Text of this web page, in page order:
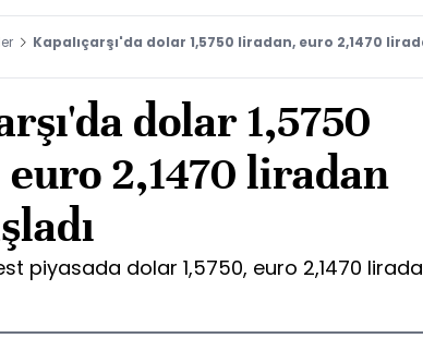
Kapalıçarşı'da dolar 1,5750 liradan, euro 2,1470
dolar 1,5750
2,1470 liradan
piyasada dolar 1,5750, euro 2,1470